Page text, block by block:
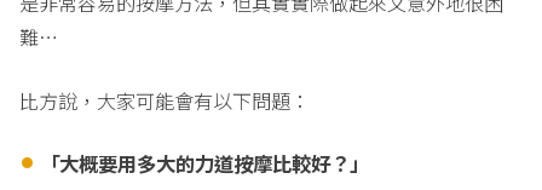
難…
比方說，大家可能會有以下問題：
「大概要用多大的力道按摩比較好？」